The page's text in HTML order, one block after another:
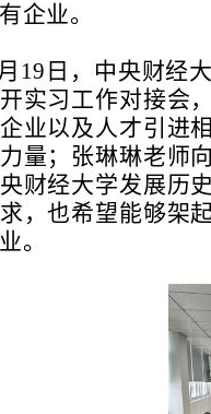
企业。
19日，中央财经
实习工作对接会
业以及人才引进
量；张琳琳老师
财经大学发展历
，也希望能够架
。